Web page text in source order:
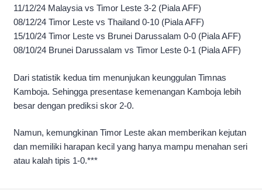
11/12/24 Malaysia vs Timor Leste 3-2 (Piala AFF)
08/12/24 Timor Leste vs Thailand 0-10 (Piala AFF)
15/10/24 Timor Leste vs Brunei Darussalam 0-0 (Piala AFF)
08/10/24 Brunei Darussalam vs Timor Leste 0-1 (Piala AFF)
Dari statistik kedua tim menunjukan keunggulan Timnas
Kamboja. Sehingga presentase kemenangan Kamboja lebih
besar dengan prediksi skor 2-0.
Namun, kemungkinan Timor Leste akan memberikan kejutan
dan memiliki harapan kecil yang hanya mampu menahan seri
atau kalah tipis 1-0.***